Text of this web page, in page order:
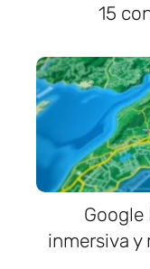
15
Google
inmersiva